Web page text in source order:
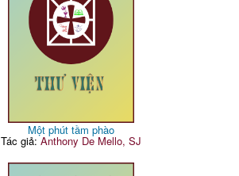
Một phút tầm phào
Tác giả:Anthony De Mello, SJ